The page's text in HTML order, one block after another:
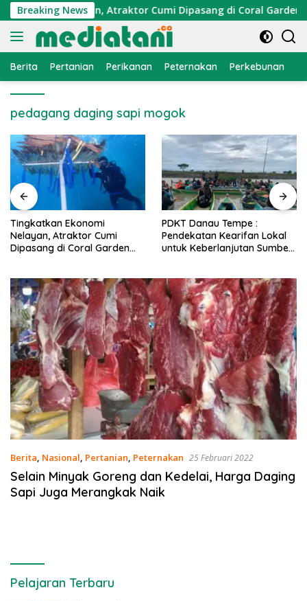
Langsung
ke
konten
Breaking News
Nelayan, Atraktor Cumi Dipasang di Coral Garden
Berita Pertanian Perikanan Peternakan Perkebunan
pedagang daging sapi mogok
PDKT Danau Tempe :
Pendekatan Kearifan Lokal
untuk Keberlanjutan Sumber
Cara Mengatasi Penyakit
PMK pada Sapi Perah
Alami dan Medis
Berita, Nasional, Pertanian, Peternakan 25 Februari 2022
Selain Minyak Goreng dan Kedelai, Harga Daging
Sapi Juga Merangkak Naik
Pelajaran Terbaru